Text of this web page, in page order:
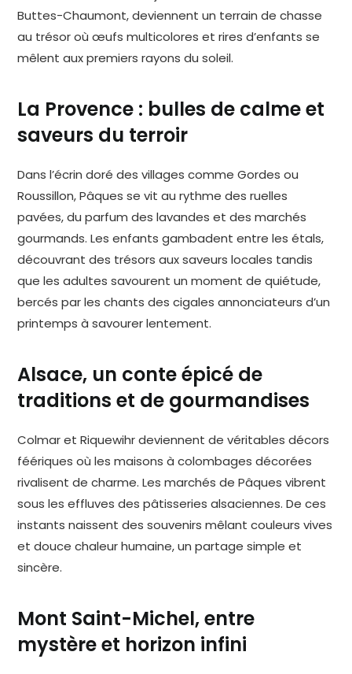
Buttes-Chaumont, deviennent un terrain de chasse
au trésor où œufs multicolores et rires d’enfants se
mêlent aux premiers rayons du soleil.
La Provence : bulles de calme et
saveurs du terroir
Dans l’écrin doré des villages comme Gordes ou
Roussillon, Pâques se vit au rythme des ruelles
pavées, du parfum des lavandes et des marchés
gourmands. Les enfants gambadent entre les étals,
découvrant des trésors aux saveurs locales tandis
que les adultes savourent un moment de quiétude,
bercés par les chants des cigales annonciateurs d’un
printemps à savourer lentement.
Alsace, un conte épicé de
traditions et de gourmandises
Colmar et Riquewihr deviennent de véritables décors
féériques où les maisons à colombages décorées
rivalisent de charme. Les marchés de Pâques vibrent
sous les effluves des pâtisseries alsaciennes. De ces
instants naissent des souvenirs mêlant couleurs vives
et douce chaleur humaine, un partage simple et
sincère.
Mont Saint-Michel, entre
mystère et horizon infini